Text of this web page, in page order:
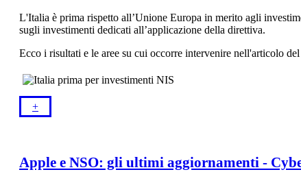
L'Italia è prima rispetto all’Unione Europa in merito agli
sugli investimenti dedicati all’applicazione della direttiva.
Ecco i risultati e le aree su cui occorre intervenire nell'articolo
+​
Apple e NSO: gli ultimi aggiornamenti -